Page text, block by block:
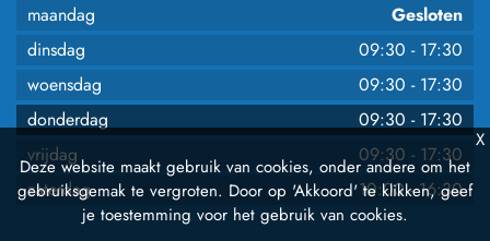
maandag
Gesloten
dinsdag
09:30 - 17:30
woensdag
09:30 - 17:30
donderdag
09:30 - 17:30
vrijdag
09:30 - 17:30
zaterdag
10:00-16:30
Deze website maakt gebruik van cookies, onder andere om het
gebruiksgemak te vergroten. Door op 'Akkoord' te klikken, geef
je toestemming voor het gebruik van cookies.
X